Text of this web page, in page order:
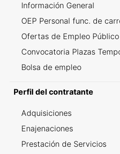
Información General
OEP Personal func. de
Ofertas de Empleo
Convocatoria Plazas
Bolsa de empleo
Perfil del contratante
Adquisiciones
Enajenaciones
Prestación de Servicios